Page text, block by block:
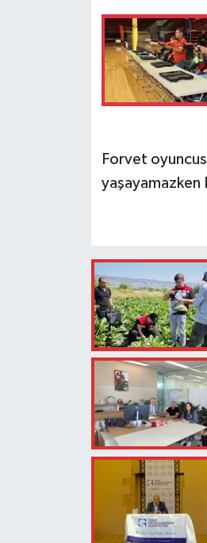
Forvet
yaşayamazken